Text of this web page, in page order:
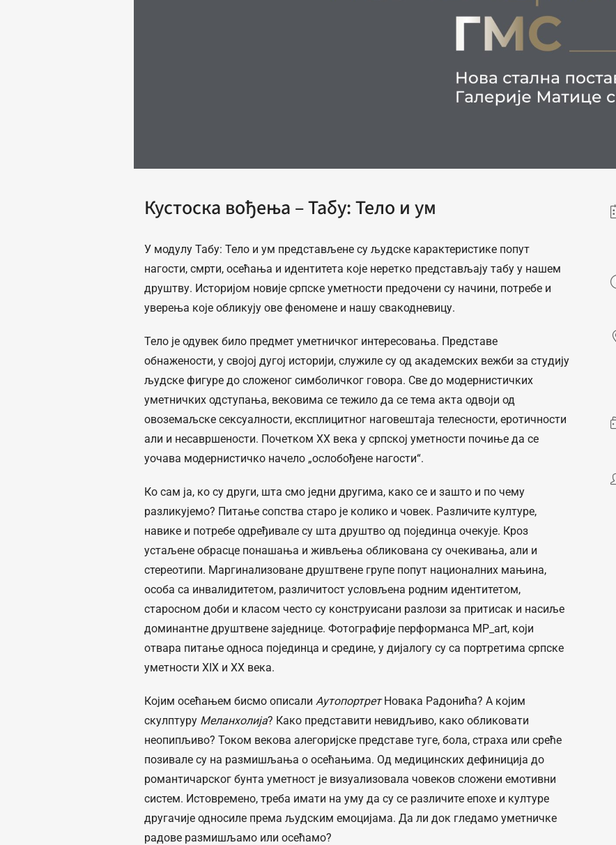
Кустоска вођења – Табу: Тело и ум
У модулу Табу: Тело и ум представљене су људске карактеристике попут
нагости, смрти, осећања и идентитета које неретко представљају табу у нашем
друштву. Историјом новије српске уметности предочени су начини, потребе и
уверења које обликују ове феномене и нашу свакодневицу.
Тело је одувек било предмет уметничког интересовања. Представе
обнажености, у својој дугој историји, служиле су од академских вежби за студију
људске фигуре до сложеног симболичког говора. Све до модернистичких
уметничких одступања, вековима се тежило да се тема акта одвоји од
овоземаљске сексуалности, експлицитног наговештаја телесности, еротичности
али и несавршености. Почетком ХХ века у српској уметности почиње да се
уочава модернистичко начело „ослобођене нагости“.
Ко сам ја, ко су други, шта смо једни другима, како се и зашто и по чему
разликујемо? Питање сопства старо је колико и човек. Различите културе,
навике и потребе одређивале су шта друштво од појединца очекује. Кроз
устаљене обрасце понашања и живљења обликована су очекивања, али и
стереотипи. Маргинализоване друштвене групе попут националних мањина,
особа са инвалидитетом, различитост условљена родним идентитетом,
старосном доби и класом често су конструисани разлози за притисак и насиље
доминантне друштвене заједнице. Фотографије перформанса MP_art, који
отвара питање односа појединца и средине, у дијалогу су са портретима српске
уметности XIX и XX века.
Којим осећањем бисмо описали АутопортретНовака Радонића? А којим
скулптуру Меланхолија? Како представити невидљиво, како обликовати
неопипљиво? Током векова алегоријске представе туге, бола, страха или среће
позивале су на размишљања о осећањима. Од медицинских дефиниција до
романтичарског бунта уметност је визуализовала човеков сложени емотивни
систем. Истовремено, треба имати на уму да су се различите епохе и културе
другачије односиле према људским емоцијама. Да ли док гледамо уметничке
радове размишљамо или осећамо?